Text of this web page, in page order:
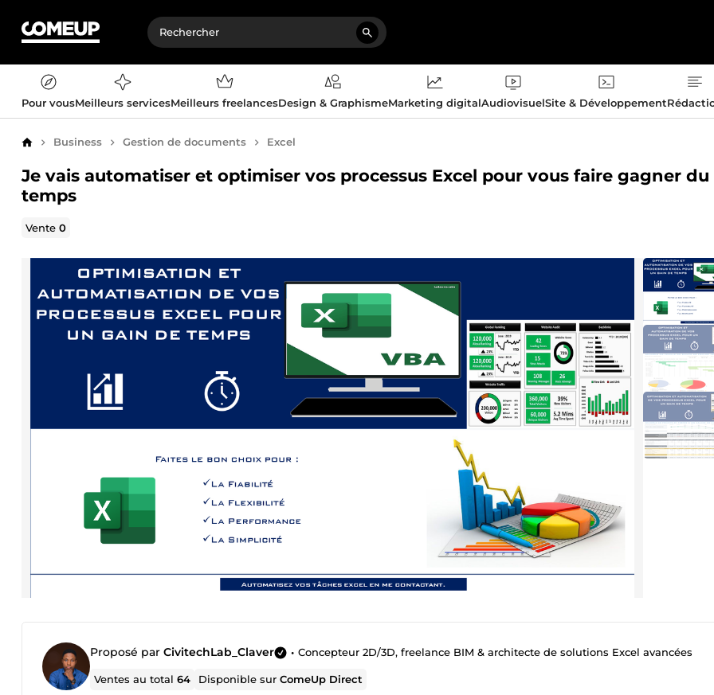
Pour vousMeilleurs servicesMeilleurs freelancesDesign & GraphismeMarketing digitalAudiovisuelSite & Développement
AccueilBusiness Gestion de documents Excel
Je vais automatiser et optimiser vos processus Excel pour vous faire gagner du
temps
Vente0
Proposé par CivitechLab_Claver • Concepteur 2D/3D, freelance BIM & architecte de solutions Excel avancées
Ventes au total64 Disponible surComeUp Direct